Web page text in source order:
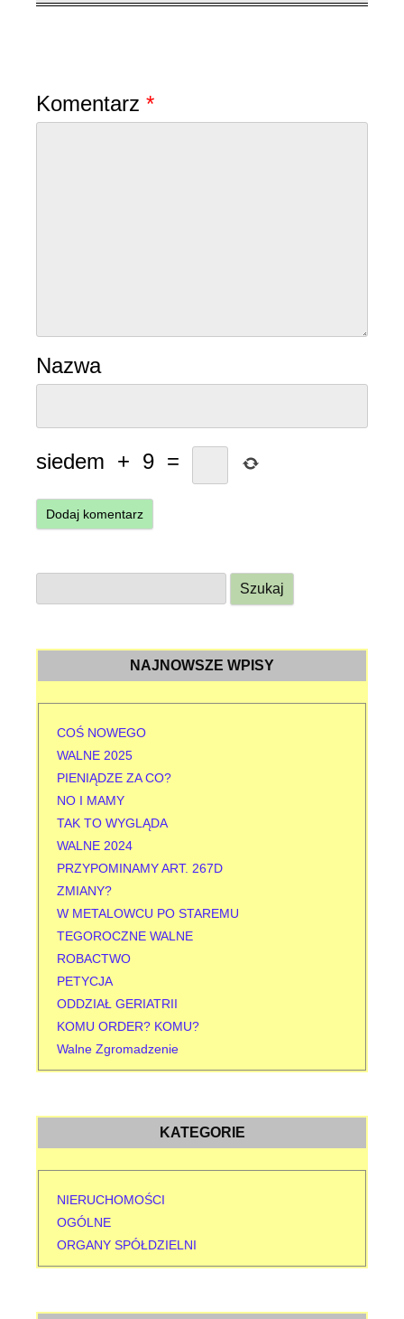
Komentarz *
Nazwa
siedem + 9 =
z
k
NAJNOWSZE WPISY
COŚ NOWEGO
WALNE 2025
PIENIĄDZE ZA CO?
NO I MAMY
TAK TO WYGLĄDA
WALNE 2024
PRZYPOMINAMY ART. 267D
ZMIANY?
W METALOWCU PO STAREMU
TEGOROCZNE WALNE
ROBACTWO
PETYCJA
ODDZIAŁ GERIATRII
KOMU ORDER? KOMU?
Walne Zgromadzenie
KATEGORIE
NIERUCHOMOŚCI
OGÓLNE
ORGANY SPÓŁDZIELNI